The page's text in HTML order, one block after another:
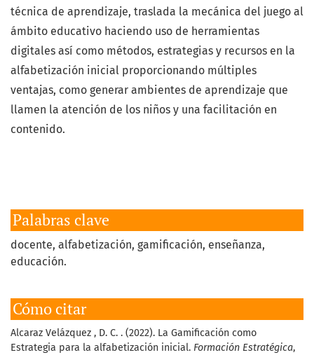
Palabras clave
docente, alfabetización, gamificación, enseñanza,
educación.
Cómo citar
Alcaraz Velázquez , D. C. . (2022). La Gamificación como
Estrategia para la alfabetización inicial. Formación Estratégica,
técnica de aprendizaje, traslada la mecánica del juego al
ámbito educativo haciendo uso de herramientas
digitales así como métodos, estrategias y recursos en la
alfabetización inicial proporcionando múltiples
ventajas, como generar ambientes de aprendizaje que
llamen la atención de los niños y una facilitación en
contenido.